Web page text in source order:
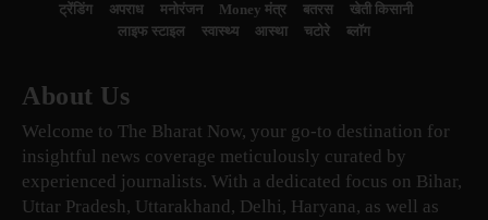
ट्रेंडिंग
अपराध मनोरंजन Money मंत्र बतरस
खेती किसानी
लाइफ स्टाइल
स्वास्थ्य आस्था चटोरे ब्लॉग
About Us
Welcome to The Bharat Now, your go-to destination for
insightful news coverage meticulously curated by
experienced journalists. With a dedicated focus on Bihar,
Uttar Pradesh, Uttarakhand, Delhi, Haryana, as well as